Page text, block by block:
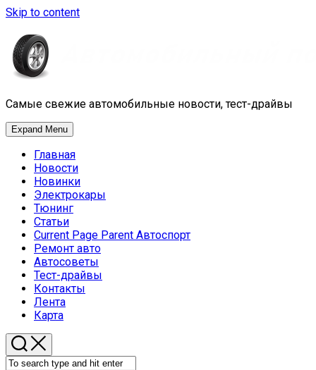
Skip to content
Самые свежие автомобильные новости, тест-драйвы
Expand Menu
Главная
Новости
Новинки
Электрокары
Тюнинг
Статьи
Current Page Parent Автоспорт
Ремонт авто
Автосоветы
Тест-драйвы
Контакты
Лента
Карта